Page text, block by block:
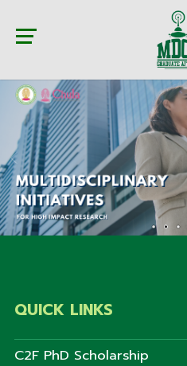
QUICK LINKS
C2F PhD Scholarship